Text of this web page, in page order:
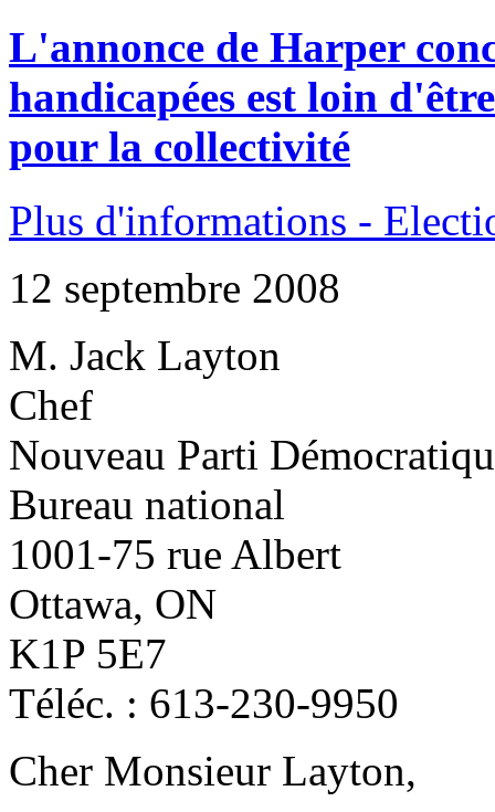
L'annonce de Harper
handicapées est loin
pour la collectivité
Plus d'informations -
12 septembre 2008
M. Jack Layton
Chef
Nouveau Parti
Bureau national
1001-75 rue Albert
Ottawa, ON
K1P 5E7
Téléc. : 613-230-9950
Cher Monsieur Layton,